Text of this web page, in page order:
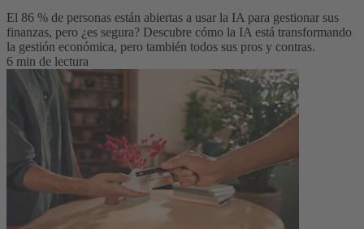
El 86 % de personas están abiertas a usar la IA para gestionar sus
finanzas, pero ¿es segura? Descubre cómo la IA está transformando
la gestión económica, pero también todos sus pros y contras.
6 min de lectura